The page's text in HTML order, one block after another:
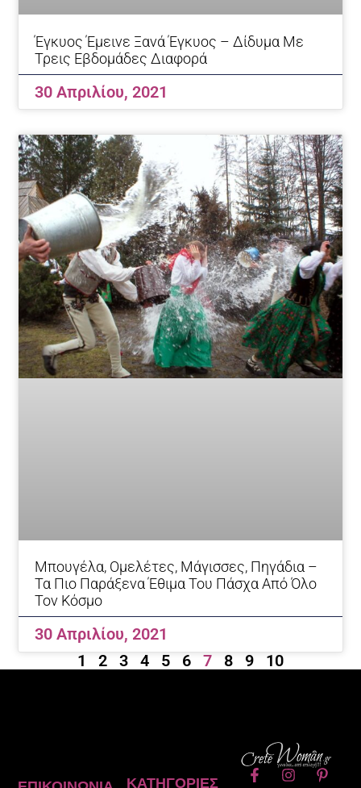
Έγκυος Έμεινε Ξανά Έγκυος – Δίδυμα Με
Τρεις Εβδομάδες Διαφορά
30 Απριλίου, 2021
Mπουγέλα, Ομελέτες, Μάγισσες, Πηγάδια –
Τα Πιο Παράξενα Έθιμα Του Πάσχα Από Όλο
Τον Κόσμο
30 Απριλίου, 2021
1
2 3 4 5 6 7 8 9 10
F
I
P
ΚΑΤΗΓΟΡΊΕΣ